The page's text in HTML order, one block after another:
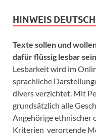
HINWEIS
Texte sollen und
dafür flüssig lesbar
Lesbarkeit wird im
sprachliche
divers verzichtet. Mit
grundsätzlich alle
Angehörige ethnischer
Kriterien verortende